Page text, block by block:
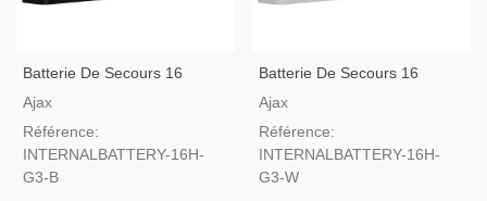
Batterie De Secours 16
Heures Ajax Superior Hub G3
Ajax
Référence:
INTERNALBATTERY-16H-
G3-B
Batterie De Secours 16
Heures Ajax Superior Hub G3
Ajax
Référence:
INTERNALBATTERY-16H-
G3-W